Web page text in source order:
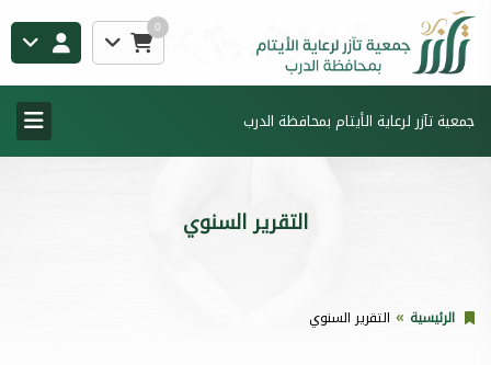
0
جمعية تآزر لرعاية الأيتام بمحافظة الدرب
التقرير السنوي
الرئيسية التقرير السنوي